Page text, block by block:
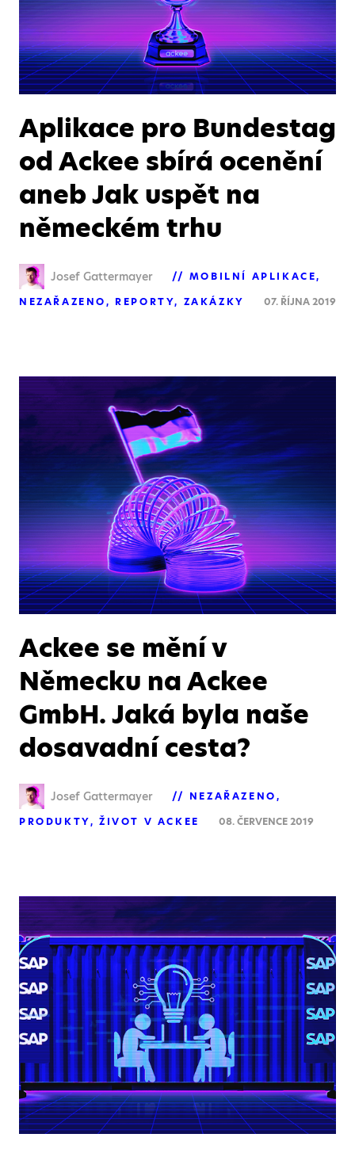
Aplikace pro Bundestag
od Ackee sbírá ocenění
aneb Jak uspět na
německém trhu
Josef Gattermayer
MOBILNÍ APLIKACE
NEZAŘAZENO
REPORTY ZAKÁZKY 07. ŘÍJNA 2019
Ackee se mění v
Německu na Ackee
GmbH. Jaká byla naše
dosavadní cesta?
Josef Gattermayer
NEZAŘAZENO
PRODUKTY
ŽIVOT V ACKEE 08. ČERVENCE 2019